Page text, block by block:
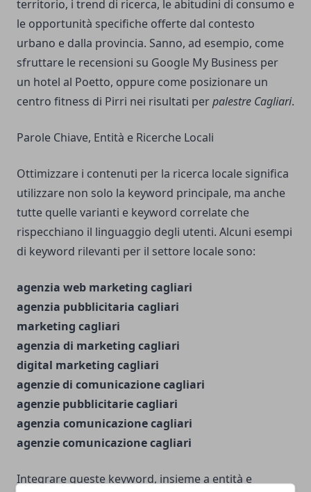
territorio, i trend di ricerca, le abitudini di consumo e
le opportunità specifiche offerte dal contesto
urbano e dalla provincia. Sanno, ad esempio, come
sfruttare le recensioni su Google My Business per
un hotel al Poetto, oppure come posizionare un
centro fitness di Pirri nei risultati perpalestre Cagliari.
Parole Chiave, Entità e Ricerche Locali
Ottimizzare i contenuti per la ricerca locale significa
utilizzare non solo la keyword principale, ma anche
tutte quelle varianti e keyword correlate che
rispecchiano il linguaggio degli utenti. Alcuni esempi
di keyword rilevanti per il settore locale sono:
agenzia web marketing cagliari
agenzia pubblicitaria cagliari
marketing cagliari
agenzia di marketing cagliari
digital marketing cagliari
agenzie di comunicazione cagliari
agenzie pubblicitarie cagliari
agenzia comunicazione cagliari
agenzie comunicazione cagliari
Integrare queste keyword, insieme a entità e